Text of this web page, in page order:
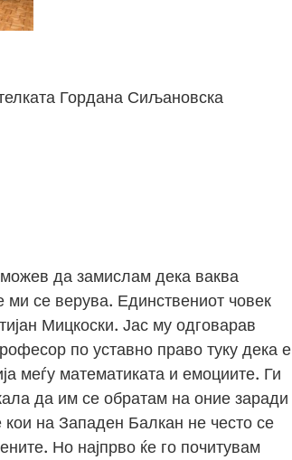
Гордана Сиљановска
да замислам дека ваква
се верува. Единствениот човек
Мицкоски. Јас му одговарав
по уставно право туку дека е
меѓу математиката и емоциите. Ги
да им се обратам на оние заради
на Западен Балкан не често се
Но најпрво ќе го почитувам